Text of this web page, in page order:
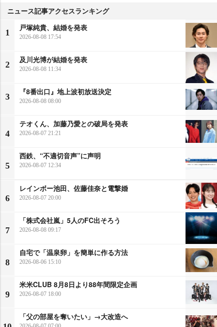
ニュース記事アクセスランキング
1
戸塚純貴、結婚を発表
2026-08-08 17:54
2
及川光博が結婚を発表
2026-08-08 11:34
3
『8番出口』地上波初放送決定
2026-08-08 08:00
4
テオくん、加藤乃愛との破局を発表
2026-08-07 21:21
5
西鉄、“不適切音声”に声明
2026-08-07 12:34
6
レインボー池田、佐藤佳奈と電撃婚
2026-08-07 20:00
7
「株式会社嵐」5人のFC出そろう
2026-08-08 09:17
8
自宅で「温泉卵」を簡単に作る方法
2026-08-06 15:10
9
米米CLUB 8月8日より88年間限定企画
2026-08-07 18:00
「父の部屋を奪いたい」→大改造へ